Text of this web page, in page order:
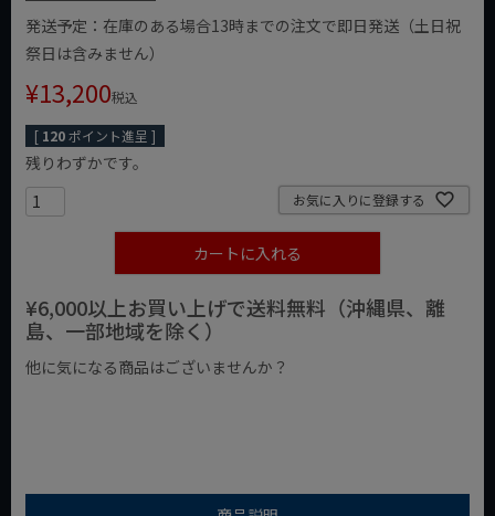
発送予定：在庫のある場合13時までの注文で即日発送（土日祝
祭日は含みません）
¥13,200税込
[ 120ポイント進呈 ]
残りわずかです。
お気に入りに登録する
カートに入れる
¥6,000以上お買い上げで送料無料（沖縄県、離
島、一部地域を除く）
他に気になる商品はございませんか？